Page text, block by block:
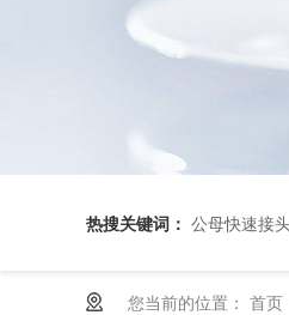
热搜关键词： 公母快速接
您当前的位置： 首页